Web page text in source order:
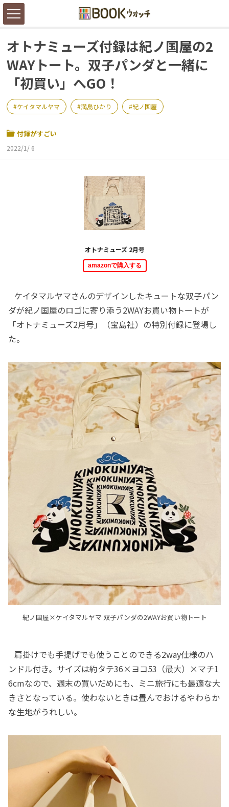
オトナミューズ付録は紀ノ国屋の2
WAYトート。双子パンダと一緒に
「初買い」へGO！
ケイタマルヤマ 満島ひかり 紀ノ国屋
付録がすごい
2022/1/ 6
オトナミューズ 2月号
amazonで購入する
ケイタマルヤマさんのデザインしたキュートな双子パン
ダが紀ノ国屋のロゴに寄り添う2WAYお買い物トートが
「オトナミューズ2月号」（宝島社）の特別付録に登場し
た。
紀ノ国屋×ケイタマルヤマ 双子パンダの2WAYお買い物トート
肩掛けでも手提げでも使うことのできる2way仕様のハ
ンドル付き。サイズは約タテ36×ヨコ53（最大）×マチ1
6cmなので、週末の買いだめにも、ミニ旅行にも最適な大
きさとなっている。使わないときは畳んでおけるやわらか
な生地がうれしい。